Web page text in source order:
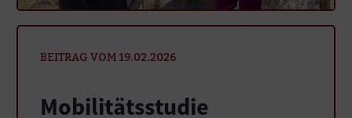
BEITRAG VOM 19.02.2026
Mobilitätsstudie